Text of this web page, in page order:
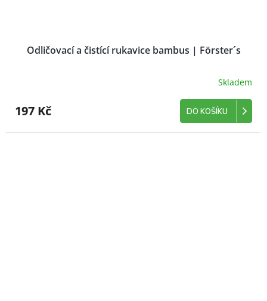
Odličovací a čistící rukavice bambus | Förster´s
Skladem
197 Kč DO KOŠÍKU